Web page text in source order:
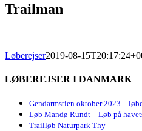
Trailman
Løberejser2019-08-
LØBEREJSER I DANMARK
Gendarmstien oktober 2023 –
Løb Mandø Rundt – Løb på
Trailløb Naturpark Thy